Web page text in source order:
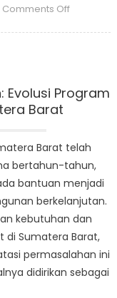
Comments Offon
dan
Sosial
Sumbar
Evolusi Program
Barat
Barat telah
bertahun-tahun,
bantuan menjadi
berkelanjutan.
kebutuhan dan
di Sumatera Barat,
permasalahan ini
didirikan sebagai